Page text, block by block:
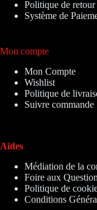
Politique de
Système de
Mon compte
Mon Compte
Wishlist
Politique de
Suivre commande
Aides
Médiation de la
Foire aux
Politique de
Conditions